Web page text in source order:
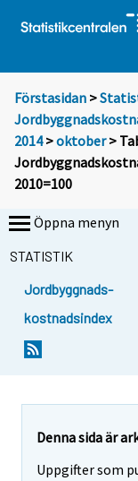
Förstasidan >
2014>oktober>
2010=100
Öppna menyn
STATISTIK
Jordbyggnads-
kostnadsindex
Denna sida är
Uppgifter som